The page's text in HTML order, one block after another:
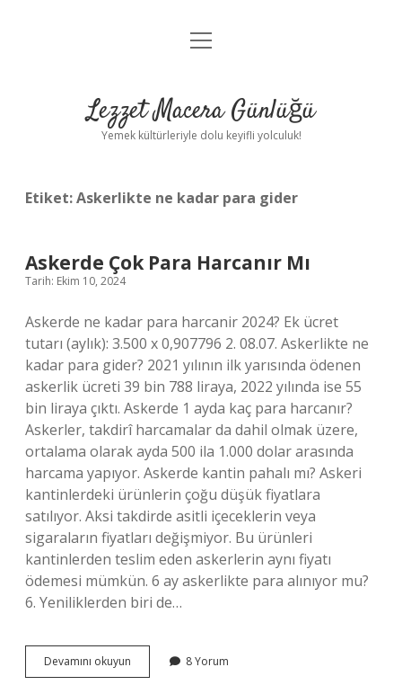
Anasayfa
Yasal Uyarı
menüyü
Lezzet Macera Günlüğü
Yemek kültürleriyle dolu keyifli yolculuk!
Etiket:Askerlikte ne kadar para gider
Askerde Çok Para Harcanır Mı
Tarih: Ekim 10, 2024
Askerde ne kadar para harcanir 2024? Ek ücret
tutarı (aylık): 3.500 x 0,907796 2. 08.07. Askerlikte ne
kadar para gider? 2021 yılının ilk yarısında ödenen
askerlik ücreti 39 bin 788 liraya, 2022 yılında ise 55
bin liraya çıktı. Askerde 1 ayda kaç para harcanır?
Askerler, takdirî harcamalar da dahil olmak üzere,
ortalama olarak ayda 500 ila 1.000 dolar arasında
harcama yapıyor. Askerde kantin pahalı mı? Askeri
kantinlerdeki ürünlerin çoğu düşük fiyatlara
satılıyor. Aksi takdirde asitli içeceklerin veya
sigaraların fiyatları değişmiyor. Bu ürünleri
kantinlerden teslim eden askerlerin aynı fiyatı
ödemesi mümkün. 6 ay askerlikte para alınıyor mu?
6. Yeniliklerden biri de…
Devamını okuyun Askerde
Çok
8 Yorum